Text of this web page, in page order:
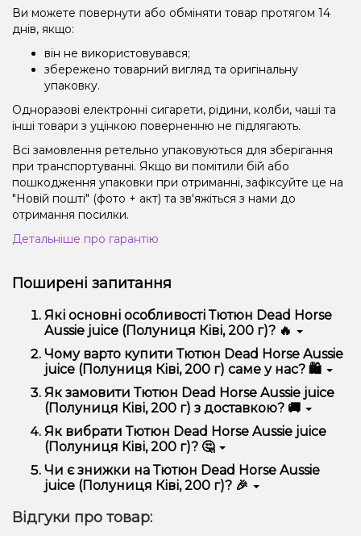
Ви можете повернути або обміняти товар протягом 14
днів, якщо:
він не використовувався;
збережено товарний вигляд та оригінальну
упаковку.
Одноразові електронні сигарети, рідини, колби, чаші та
інші товари з уцінкою поверненню не підлягають.
Всі замовлення ретельно упаковуються для зберігання
при транспортуванні. Якщо ви помітили бій або
пошкодження упаковки при отриманні, зафіксуйте це на
"Новій пошті" (фото + акт) та зв'яжіться з нами до
отримання посилки.
Детальніше про гарантію
Поширені запитання
Які основні особливості Тютюн Dead Horse
Aussie juice (Полуниця Ківі, 200 г)? 🔥
Тютюн Dead Horse Aussie juice (Полуниця Ківі, 200
г) відрізняється високою якістю, зручністю
використання та надійністю.
Чому варто купити Тютюн Dead Horse Aussie
juice (Полуниця Ківі, 200 г) саме у нас? 🛍️
Ми пропонуємо тільки оригінальну продукцію,
широкий асортимент, вигідні ціни та швидку
доставку. Крім того, у нас регулярні акції та знижки
для клієнтів!
Як замовити Тютюн Dead Horse Aussie juice
(Полуниця Ківі, 200 г) з доставкою? 🚚
Оформити замовлення можна в кілька кліків:
Додайте Тютюн Dead Horse Aussie juice
(Полуниця Ківі, 200 г) до кошика.
Перейдіть до оформлення замовлення.
Підтвердіть замовлення – ми швидко
надішлемо його вам!
Як вибрати Тютюн Dead Horse Aussie juice
(Полуниця Ківі, 200 г)? 🤔
Вибір залежить від ваших уподобань – наприклад,
якщо це кальян, враховуйте розмір, матеріал та тип
чаші, якщо вейп – потужність та смак. Наші
варіант.
Чи є знижки на Тютюн Dead Horse Aussie
juice (Полуниця Ківі, 200 г)? 🎉
спеціальні пропозиції. Слідкуйте за оновленнями на
Відгуки про товар: